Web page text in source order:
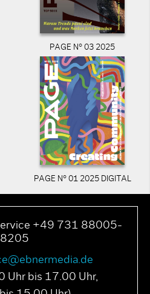
PAGE N° 03 2025
PAGE N° 01 2025 DIGITAL
+49 731 88005-
8205
Uhr bis 17.00 Uhr,